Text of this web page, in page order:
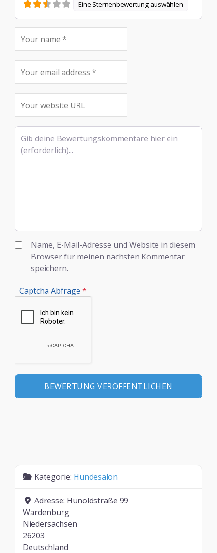
Eine Sternenbewertung auswählen
Rezensionstext
Name, E-Mail-Adresse und Website in diesem
Browser für meinen nächsten Kommentar
speichern.
Captcha Abfrage *
Kategorie: Hundesalon
Adresse: Hunoldstraße 99
Wardenburg
Niedersachsen
26203
Deutschland